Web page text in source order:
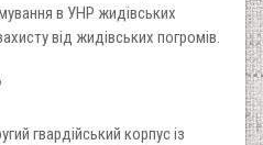
в УНР жидівських
від жидівських погромів.
гвардійський корпус із